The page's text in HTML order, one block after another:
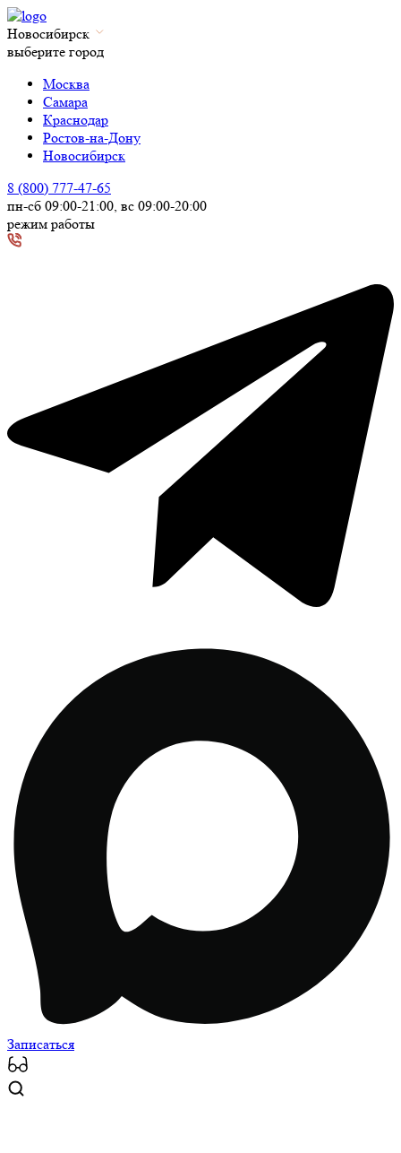
Новосибирск
выберите город
Москва
Самара
Краснодар
Ростов-на-Дону
Новосибирск
8 (800) 777-47-65
пн-сб 09:00-21:00, вс 09:00-20:00
режим работы
Записаться